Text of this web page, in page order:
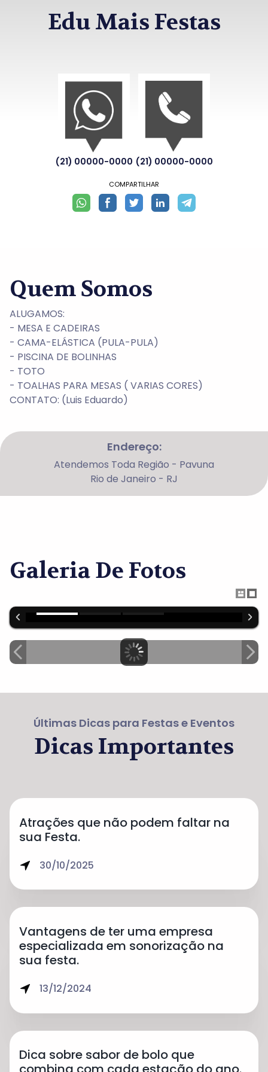
Edu Mais Festas
(21) 00000-0000 (21) 00000-0000
COMPARTILHAR
Quem Somos
ALUGAMOS:
- MESA E CADEIRAS
- CAMA-ELÁSTICA (PULA-PULA)
- PISCINA DE BOLINHAS
- TOTO
- TOALHAS PARA MESAS ( VARIAS CORES)
CONTATO: (Luis Eduardo)
Endereço:
Atendemos Toda Região - Pavuna
Rio de Janeiro - RJ
Galeria De Fotos
Últimas Dicas para Festas e Eventos
Dicas Importantes
Atrações que não podem faltar na
sua Festa.
30/10/2025
Vantagens de ter uma empresa
especializada em sonorização na
sua festa.
13/12/2024
Dica sobre sabor de bolo que